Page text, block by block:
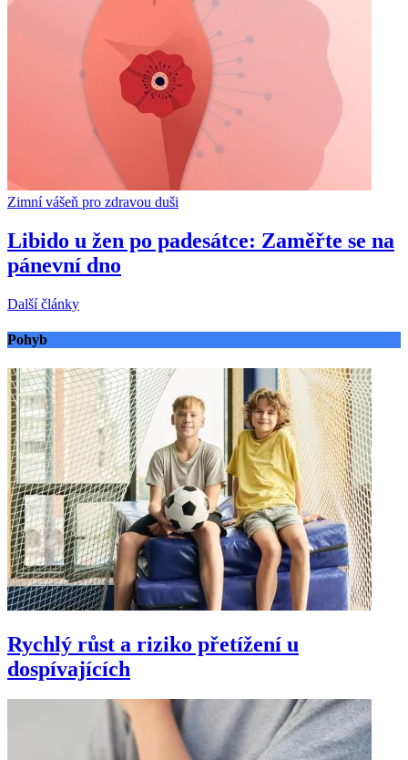
Zimní vášeň pro zdravou duši
Libido u žen po padesátce: Zaměřte se na
pánevní dno
Další články
Pohyb
Rychlý růst a riziko přetížení u
dospívajících